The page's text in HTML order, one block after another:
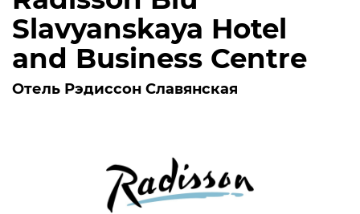
Slavyanskaya Hotel
and Business Centre
Отель Рэдиссон Славянская